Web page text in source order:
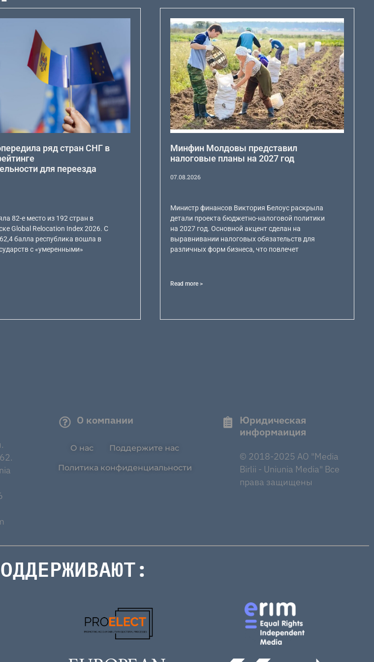
ряд стран СНГ в
для переезда
82-е место из 192 стран в
Global Relocation Index 2026. С
балла республика вошла в
с «умеренными»
Минфин Молдовы представил
налоговые планы на 2027 год
07.08.2026
Министр финансов Виктория Белоус раскрыла
детали проекта бюджетно-налоговой политики
на 2027 год. Основной акцент сделан на
выравнивании налоговых обязательств для
различных форм бизнеса, что повлечет
Read more >
О компании
О нас Поддержите нас
Политика конфиденциальности
Юридическая
информаиция
© 2018-2025 AO "Media
Birlii - Uniunia Media" Все
права защищены